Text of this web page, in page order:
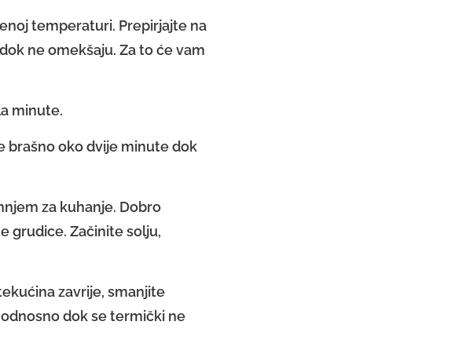
temperaturi. Prepirjajte na
ne omekšaju. Za to će vam
minute.
brašno oko dvije minute dok
za kuhanje. Dobro
grudice. Začinite solju,
zavrije, smanjite
dok se termički ne